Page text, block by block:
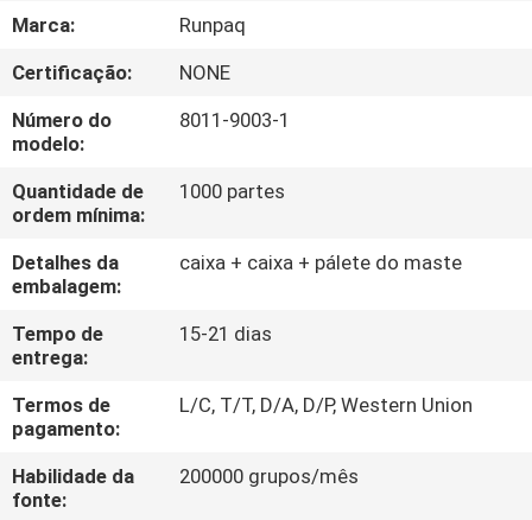
EXCURSÃO
DA
FÁBRICA
CONTROLE
DA
QUALIDADE
CONTACTE-
NOS
NOTÍCIA
Marca:
Runpaq
Certificação:
NONE
Número do
modelo:
8011-9003-1
Quantidade de
ordem mínima:
1000 partes
Detalhes da
embalagem:
caixa + caixa + pálete do maste
Tempo de
entrega:
15-21 dias
Termos de
pagamento:
L/C, T/T, D/A, D/P, Western Union
Habilidade da
fonte:
200000 grupos/mês